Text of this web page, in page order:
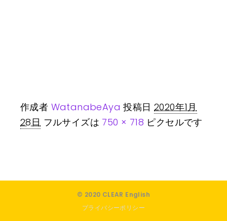
作成者 WatanabeAya 投稿日2020年1月
28日 フルサイズは 750 × 718 ピクセルです
© 2020 CLEAR English
プライバシーポリシー